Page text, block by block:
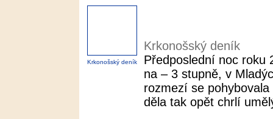
Krkonošský deník
Krkonošský deník
Předposlední noc roku
na – 3 stupně, v
rozmezí se
děla tak opět chrlí